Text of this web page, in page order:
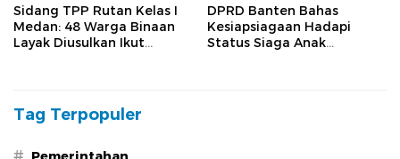
Sidang TPP Rutan Kelas I
Medan: 48 Warga Binaan
Layak Diusulkan Ikut
DPRD Banten Bahas
Kesiapsiagaan Hadapi
Status Siaga Anak
Tag Terpopuler